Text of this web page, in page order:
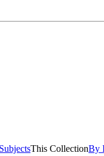
SubjectsThis CollectionBy